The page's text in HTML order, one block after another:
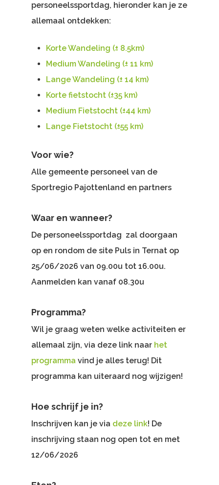
personeelssportdag, hieronder kan je ze
allemaal ontdekken:
Korte Wandeling (± 8.5km)
Medium Wandeling (± 11 km)
Lange Wandeling (± 14 km)
Korte fietstocht (±35 km)
Medium Fietstocht (±44 km)
Lange Fietstocht (±55 km)
Voor wie?
Alle gemeente personeel van de
Sportregio Pajottenland en partners
Waar en wanneer?
De personeelssportdag zal doorgaan
op en rondom de site Puls in Ternat op
25/06/2026 van 09.00u tot 16.00u.
Aanmelden kan vanaf 08.30u
Programma?
Wil je graag weten welke activiteiten er
allemaal zijn, via deze link naar het
programma vind je alles terug! Dit
programma kan uiteraard nog wijzigen!
Hoe schrijf je in?
Inschrijven kan je via deze link! De
inschrijving staan nog open tot en met
12/06/2026